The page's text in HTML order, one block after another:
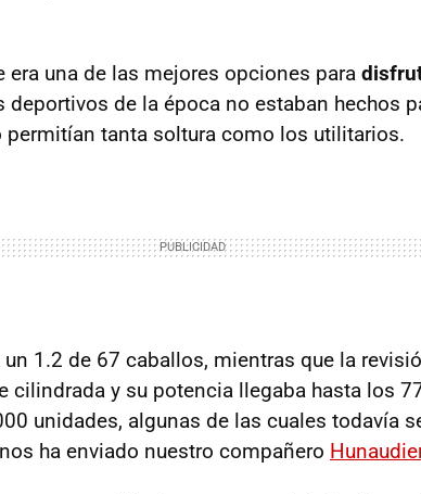
era una de las mejores opciones para
deportivos de la época no estaban hechos
permitían tanta soltura como los utilitarios.
un 1.2 de 67 caballos, mientras que la
cilindrada y su potencia llegaba hasta los
unidades, algunas de las cuales todavía
ha enviado nuestro compañero